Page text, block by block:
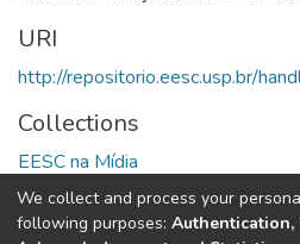
URI
http://repositorio.eesc.usp.br/
Collections
EESC na Mídia
Full item page
We collect and process your
following purposes: Authentication,